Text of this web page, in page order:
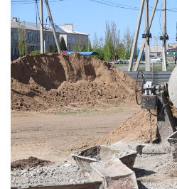
СПЕЦПРОЕКТЫ
СПОРТ
Чек-лист
РАЗВЛЕЧЕНИЯ
OFFICIAL